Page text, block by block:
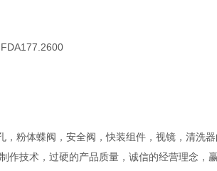
，粉体蝶阀，安全阀，快装组件，视镜，清洗
技术，过硬的产品质量，诚信的经营理念，